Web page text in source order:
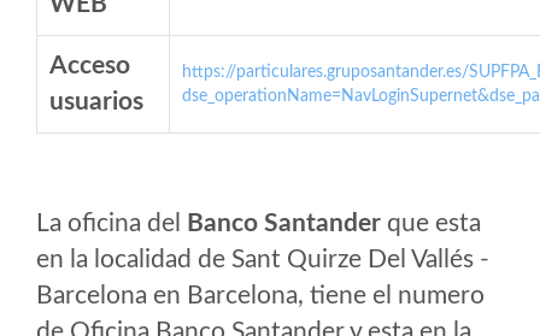
Acceso
usuarios
https://particulares.gruposantander.es/
La oficina del Banco Santander que esta
en la localidad de Sant Quirze Del Vallés -
Barcelona en Barcelona, tiene el numero